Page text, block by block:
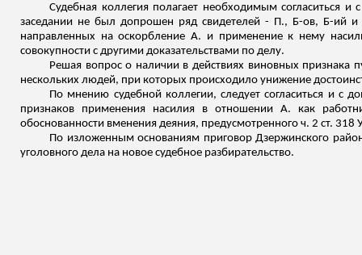
Судебная коллегия полагает необходимым согласиться и
заседании не был допрошен ряд свидетелей - П., Б-ов, Б-ий и
направленных на оскорбление А. и применение к нему
совокупности с другими доказательствами по делу.
Решая вопрос о наличии в действиях виновных признака
нескольких людей, при которых происходило унижение
По мнению судебной коллегии, следует согласиться и с
признаков применения насилия в отношении А. как
обоснованности вменения деяния, предусмотренного ч. 2 ст. 318
По изложенным основаниям приговор Дзержинского
уголовного дела на новое судебное разбирательство.